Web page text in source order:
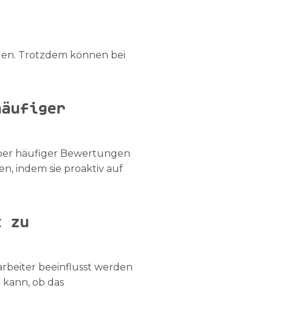
Trotzdem können bei
häufiger Bewertungen
indem sie proaktiv auf
zu
beeinflusst werden
ob das